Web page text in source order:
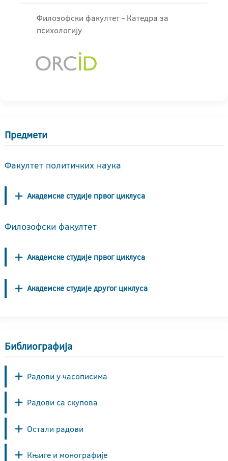
Филозофски факултет - Катедра за
психологију
Предмети
Факултет политичких наука
Академске студије првог циклуса
Филозофски факултет
Академске студије првог циклуса
Академске студије другог циклуса
Библиографија
Радови у часописима
Радови са скупова
Остали радови
Књиге и монографије